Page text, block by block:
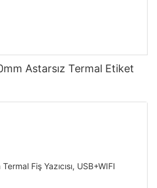
Astarsız Termal Etiket